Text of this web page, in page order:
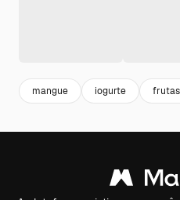
mangue iogurte frutas